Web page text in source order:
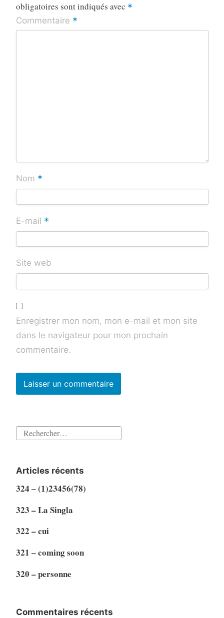
obligatoires sont indiqués avec *
Commentaire *
Nom *
E-mail *
Site web
Enregistrer mon nom, mon e-mail et mon site
dans le navigateur pour mon prochain
commentaire.
Rechercher :
Articles récents
324 – (1)23456(78)
323 – La Singla
322 – cui
321 – coming soon
320 – personne
Commentaires récents